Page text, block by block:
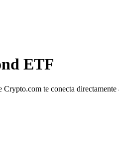
ETF
te conecta